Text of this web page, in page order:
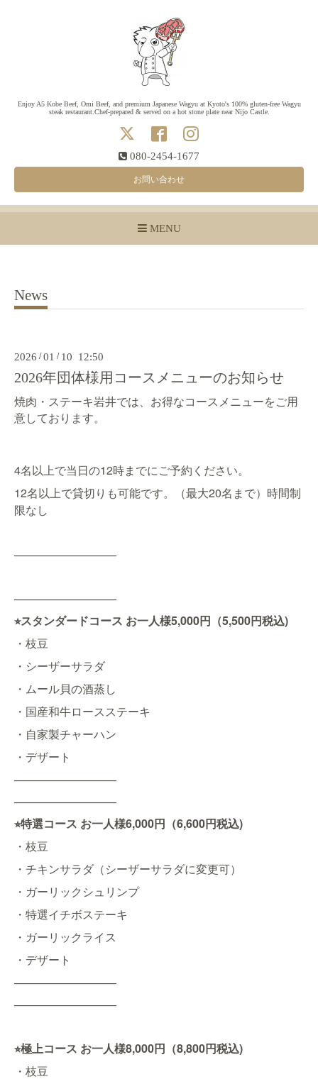
Enjoy A5 Kobe Beef, Omi Beef, and premium Japanese Wagyu at Kyoto's 100% gluten-free Wagyu
steak restaurant.Chef-prepared & served on a hot stone plate near Nijo Castle.
080-2454-1677
お問い合わせ
MENU
News
2026 /01 / 10 12:50
2026年団体様用コースメニューのお知らせ
焼肉・ステーキ岩井では、お得なコースメニューをご用
意しております。
4名以上で当日の12時までにご予約ください。
12名以上で貸切りも可能です。（最大20名まで）時間制
限なし
—————————
—————————
⭐︎スタンダードコース お一人様5,000円（5,500円税込)
・枝豆
・シーザーサラダ
・ムール貝の酒蒸し
・国産和牛ロースステーキ
・自家製チャーハン
・デザート
—————————
—————————
⭐︎特選コース お一人様6,000円（6,600円税込)
・枝豆
・チキンサラダ（シーザーサラダに変更可）
・ガーリックシュリンプ
・特選イチボステーキ
・ガーリックライス
・デザート
—————————
—————————
⭐︎極上コース お一人様8,000円（8,800円税込)
・枝豆